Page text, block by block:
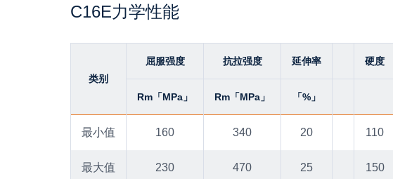
C16E力学性能
类别
屈服强度 抗拉强度 延伸率 硬度
Rm「MPa」 Rm「MPa」 「%」
最小值 160 340 20 110
最大值 230 470 25 150